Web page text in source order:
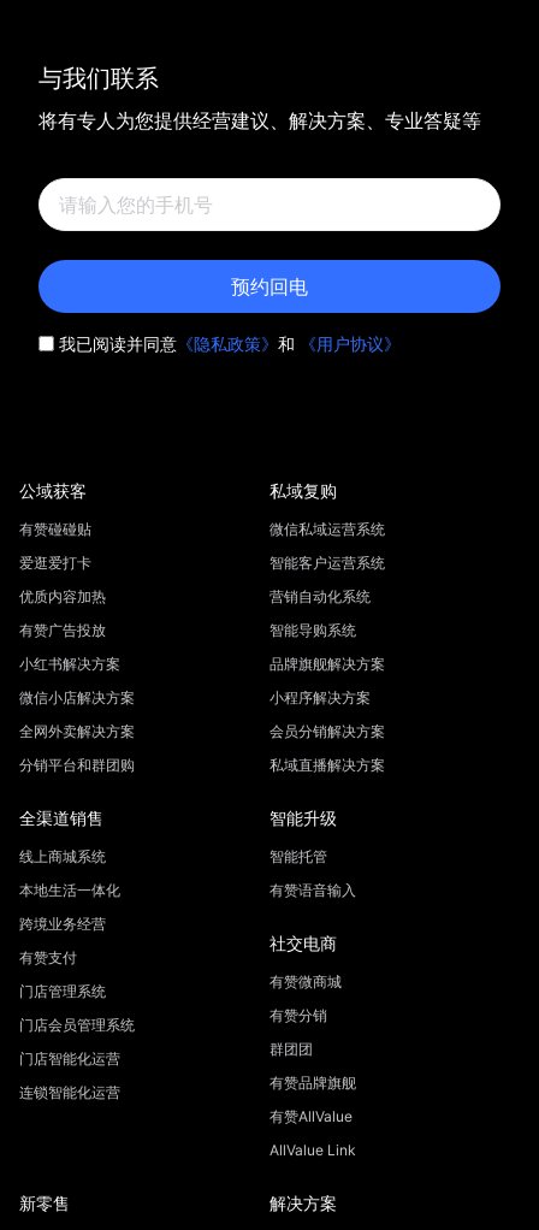
与我们联系
将有专人为您提供经营建议、解决方案、专业答疑等
预约回电
我已阅读并同意 《隐私政策》 和 《用户协议》
公域获客
有赞碰碰贴
爱逛爱打卡
优质内容加热
有赞广告投放
小红书解决方案
微信小店解决方案
全网外卖解决方案
分销平台和群团购
私域复购
微信私域运营系统
智能客户运营系统
营销自动化系统
智能导购系统
品牌旗舰解决方案
小程序解决方案
会员分销解决方案
私域直播解决方案
全渠道销售
线上商城系统
本地生活一体化
跨境业务经营
有赞支付
门店管理系统
门店会员管理系统
门店智能化运营
连锁智能化运营
智能升级
智能托管
有赞语音输入
社交电商
有赞微商城
有赞分销
群团团
有赞品牌旗舰
有赞AllValue
AllValue Link
新零售 解决方案